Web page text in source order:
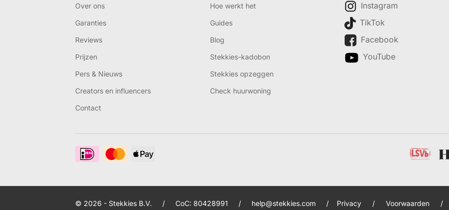
Over ons
Garanties
Reviews
Prijzen
Pers & Nieuws
Creators en influencers
Contact
Hoe werkt het
Guides
Blog
Stekkies-kadobon
Stekkies opzeggen
Check huurwoning
Instagram
TikTok
Facebook
YouTube
© 2026 - Stekkies B.V. / CoC: 80428991 / help@stekkies.com / Privacy / Voorwaarden /